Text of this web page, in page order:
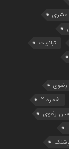
عشری
ترانزیت
رضوی
شماره 2
رضوی